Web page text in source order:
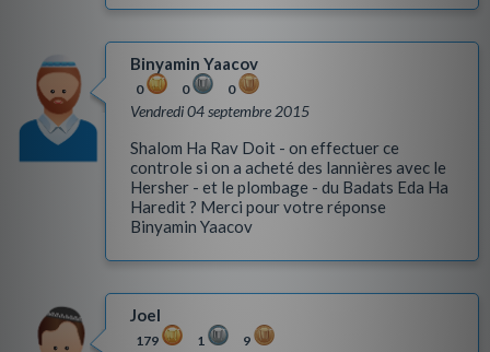
Binyamin Yaacov
0 0 0
Vendredi 04 septembre 2015
Shalom Ha Rav Doit - on effectuer ce
controle si on a acheté des lannières avec le
Hersher - et le plombage - du Badats Eda Ha
Haredit ? Merci pour votre réponse
Binyamin Yaacov
Joel
179 1 9